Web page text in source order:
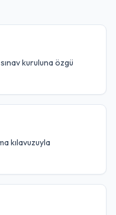
kuruluna özgü
kılavuzuyla